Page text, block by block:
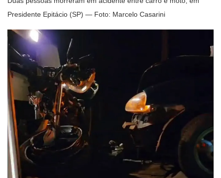
Presidente Epitácio (SP) — Foto: Marcelo Casarini